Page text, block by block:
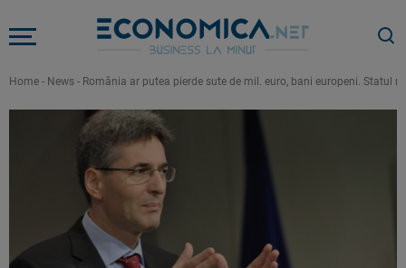
Home - News - România ar putea pierde sute de mil. euro, bani europeni. Statul